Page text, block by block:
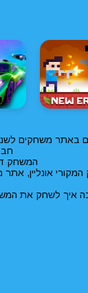
באתר משחקים
המשחק דו קרב טנקים ל2 בחינם,
משחקים ל2, משחקים אונליין ל2 שחקנים ביחד עם חברים , כנסו לשחק
איך לשחק את